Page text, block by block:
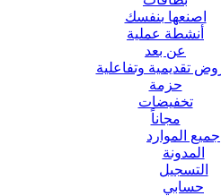
اصنعها بنفسك
أنشطة عملية
عن بعد
تقديمية وتفاعلية
حزمة
تخفيضات
مجاناً
جميع الموارد
المدونة
التسجيل
حسابي